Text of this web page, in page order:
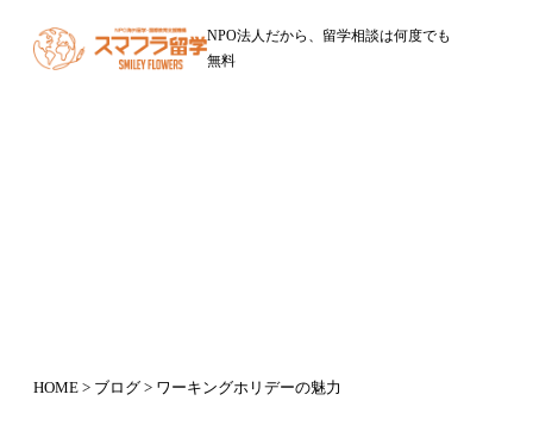
NPO法人だから、留学相談は何度でも
無料
HOME > ブログ > ワーキングホリデーの魅力